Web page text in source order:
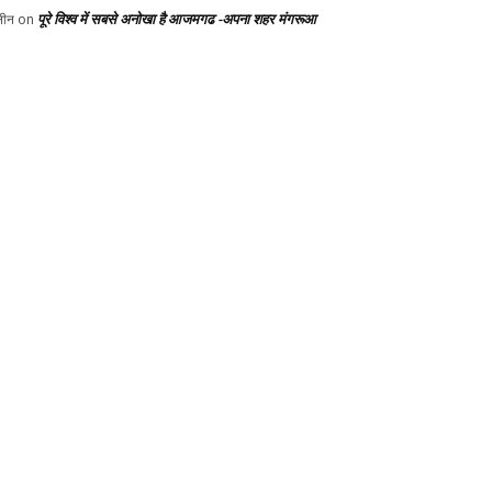
on पूरे विश्व में सबसे अनोखा है आजमगढ -अपना शहर मंगरूआ